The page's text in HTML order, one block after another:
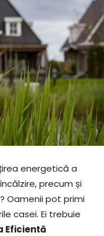
energetică a
precum și
Oamenii pot primi
casei. Ei trebuie
Eficientă